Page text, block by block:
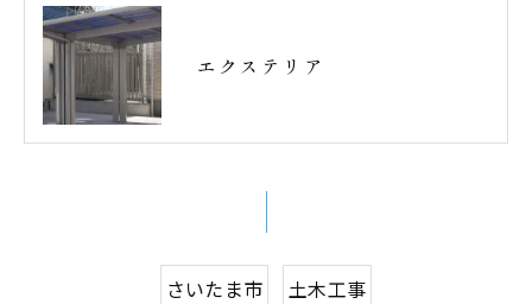
エクステリア
さいたま市 土木工事